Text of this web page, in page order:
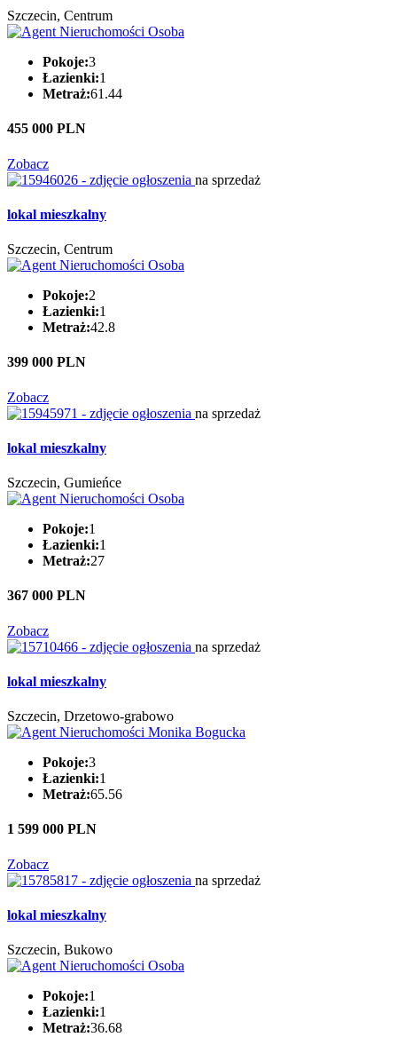
Szczecin, Centrum
Pokoje:3
Łazienki:1
Metraż:61.44
455 000 PLN
Zobacz
na sprzedaż
lokal mieszkalny
Szczecin, Centrum
Pokoje:2
Łazienki:1
Metraż:42.8
399 000 PLN
Zobacz
na sprzedaż
lokal mieszkalny
Szczecin, Gumieńce
Pokoje:1
Łazienki:1
Metraż:27
367 000 PLN
Zobacz
na sprzedaż
lokal mieszkalny
Szczecin, Drzetowo-grabowo
Pokoje:3
Łazienki:1
Metraż:65.56
1 599 000 PLN
Zobacz
na sprzedaż
lokal mieszkalny
Szczecin, Bukowo
Pokoje:1
Łazienki:1
Metraż:36.68